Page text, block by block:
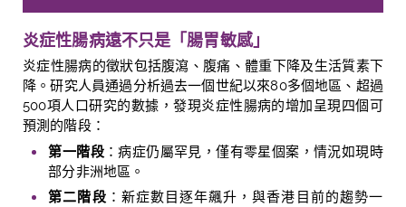
炎症性腸病遠不只是「腸胃敏感」
炎症性腸病的徵狀包括腹瀉、腹痛、體重下降及生活質素下
降。研究人員通過分析過去一個世紀以來80多個地區、超過
500項人口研究的數據，發現炎症性腸病的增加呈現四個可
預測的階段：
第一階段：病症仍屬罕見，僅有零星個案，情況如現時
部分非洲地區。
第二階段 ：新症數目逐年飆升，與香港目前的趨勢一